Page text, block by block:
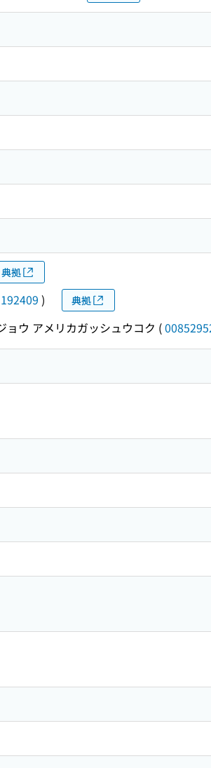
典拠
) 典拠
ョウ アメリカガッシュウコク (